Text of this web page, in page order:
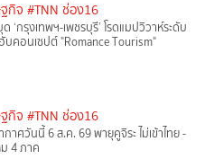
กิจ #TNN ช่อง16
‘กรุงเทพฯ-เพชรบุรี’ โรดแมปวิวาห์ระดับ
บคอนเซปต์ "Romance Tourism"
กิจ #TNN ช่อง16
าศวันนี้ 6 ส.ค. 69 พายุคูจิระ ไม่เข้าไทย -
4 ภาค